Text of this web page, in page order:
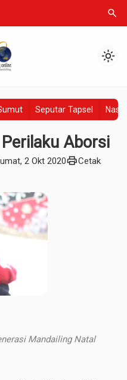
search
light_mode
Seputar Tapsel
Aborsi
2 Okt 2020printCetak
Mandailing Natal